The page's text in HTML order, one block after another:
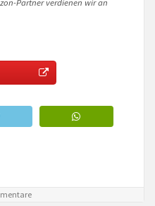
Partner verdienen wir an